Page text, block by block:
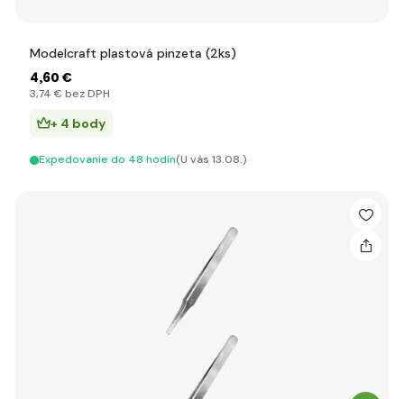
Modelcraft plastová pinzeta (2ks)
4,60 €
3,74 € bez DPH
+ 4 body
Expedovanie do 48 hodín(U vás 13.08.)